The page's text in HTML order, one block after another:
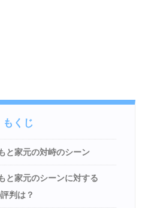
もくじ
と家元の対峙のシーン
と家元のシーンに対する
判は？